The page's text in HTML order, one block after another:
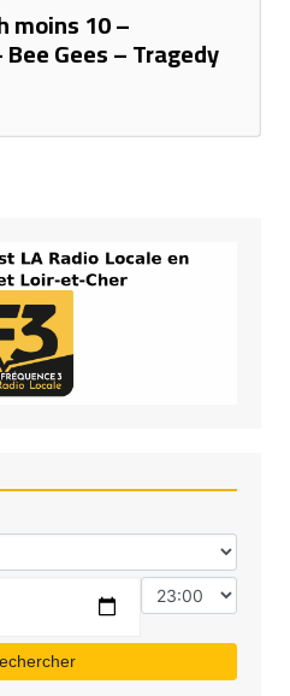
moins 10 –
Gees – Tragedy